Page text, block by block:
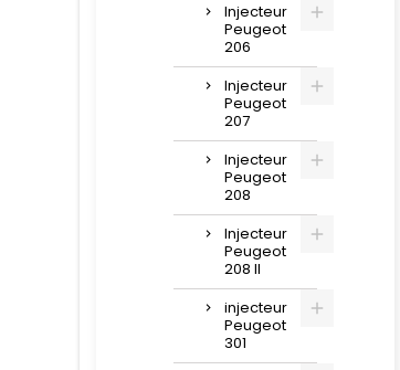
Injecteur
Peugeot
206
Injecteur
Peugeot
207
Injecteur
Peugeot
208
Injecteur
Peugeot
208 II
injecteur
Peugeot
301